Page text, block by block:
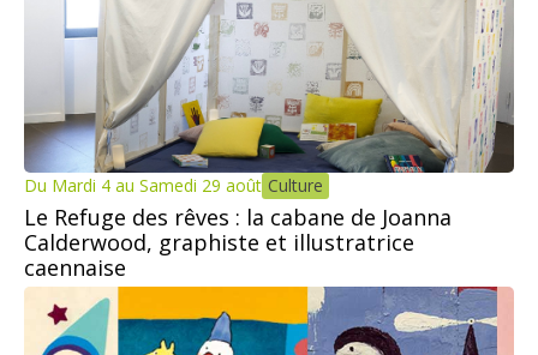
Du Mardi 4 au Samedi 29 août Culture
Le Refuge des rêves : la cabane de Joanna
Calderwood, graphiste et illustratrice
caennaise